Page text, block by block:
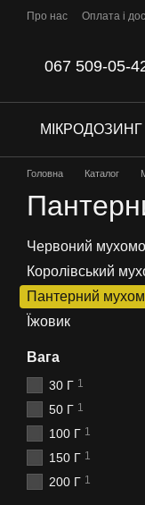
Перейти до
Про нас Оплата і
067 509-05-
МІКРОДОЗИНГ
Головна Каталог
Червоний
Королівський
Пантерний
Їжовик
Вага
30 Г 1
50 Г 1
100 Г 1
150 Г 1
200 Г 1